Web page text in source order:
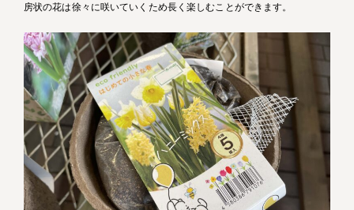
房状の花は徐々に咲いていくため長く楽しむことができます。